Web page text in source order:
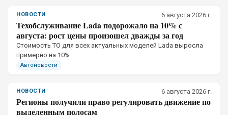
НОВОСТИ 6 августа 2026 г.
Техобслуживание Lada подорожало на 10% с
августа: рост цены произошел дважды за год
Стоимость ТО для всех актуальных моделей Lada выросла
примерно на 10%
Автоновости
НОВОСТИ 6 августа 2026 г.
Регионы получили право регулировать движение по
выделенным полосам